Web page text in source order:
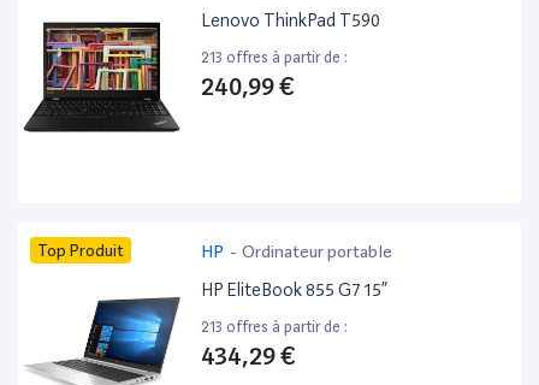
bureautique
Lenovo ThinkPad T590
213 offres à partir de :
240,99 €
Top Produit HP - Ordinateur portable
HP EliteBook 855 G7 15”
213 offres à partir de :
434,29 €